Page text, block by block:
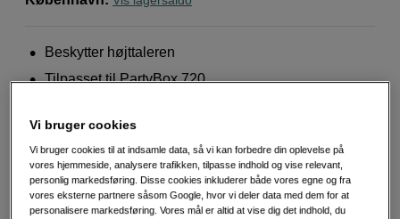
Beskytter højttaleren
Tilpasset til PartyBox 720
Mere information
699 DKK
Vi bruger cookies
Vi bruger cookies til at indsamle data, så vi kan forbedre din oplevelse på
vores hjemmeside, analysere trafikken, tilpasse indhold og vise relevant,
personlig markedsføring. Disse cookies inkluderer både vores egne og fra
vores eksterne partnere såsom Google, hvor vi deler data med dem for at
personalisere markedsføring. Vores mål er altid at vise dig det indhold, du